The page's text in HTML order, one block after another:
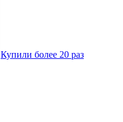
Купили более 20 раз